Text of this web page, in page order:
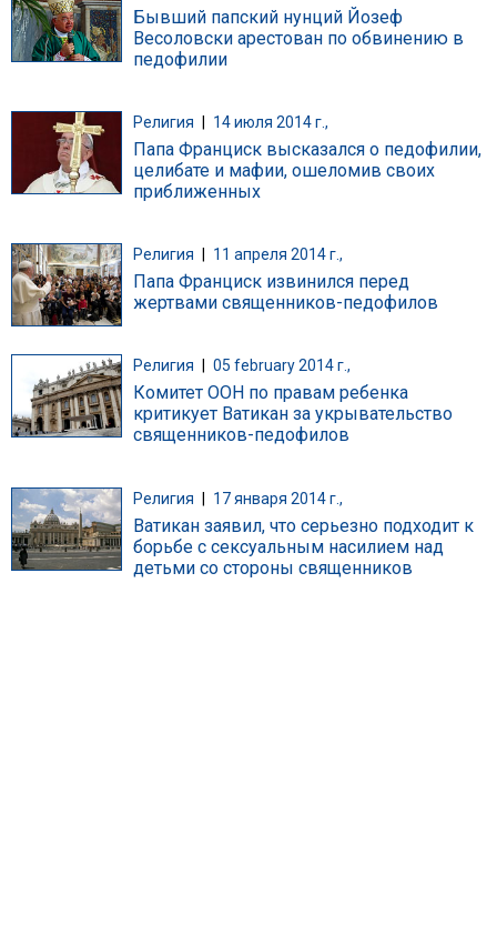
Бывший папский нунций Йозеф
Весоловски арестован по обвинению в
педофилии
Религия 14 июля 2014 г.,
Папа Франциск высказался о педофилии,
целибате и мафии, ошеломив своих
приближенных
Религия 11 апреля 2014 г.,
Папа Франциск извинился перед
жертвами священников-педофилов
Религия 05 february 2014 г.,
Комитет ООН по правам ребенка
критикует Ватикан за укрывательство
священников-педофилов
Религия | 17 января 2014 г.,
Ватикан заявил, что серьезно подходит к
борьбе с сексуальным насилием над
детьми со стороны священников